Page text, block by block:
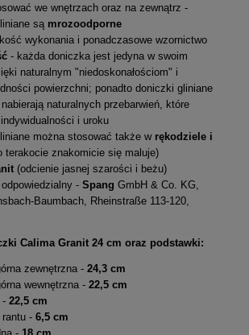
we wnętrzach oraz na zewnątrz -
są mrozoodporne
wykonania i ponadczasowe wzornictwo
- każda doniczka jest jedyna w swoim
naturalnym "niedoskonałościom" i
powierzchni; ponadto doniczki gliniane
naturalnych przebarwień, które
i uroku
można stosować także w rękodziele i
terakocie znakomicie się maluje)
(odcienie jasnej szarości i beżu)
- Spang GmbH & Co. KG,
Baumbach, Rheinstraße 113-120,
Calima Granit 24 cm oraz podstawki:
zewnętrzna - 24,3 cm
wewnętrzna - 22,5 cm
- 22,5 cm
- 6,5 cm